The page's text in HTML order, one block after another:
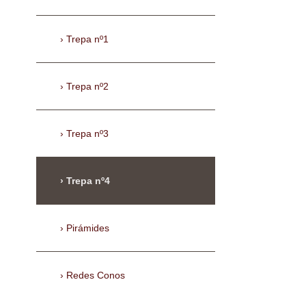
Trepa nº1
Trepa nº2
Trepa nº3
Trepa nº4
Pirámides
Redes Conos